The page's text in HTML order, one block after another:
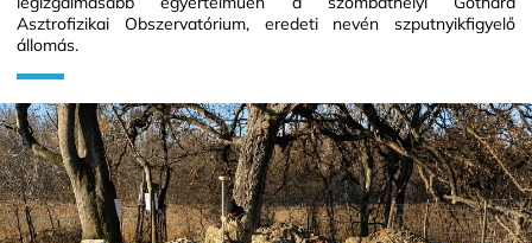
Asztrofizikai Obszervatórium, eredeti nevén szputnyikfigyelő
állomás.